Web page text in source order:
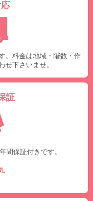
。料金は地域・階数・作
せ下さいませ。
証
間保証付きです。